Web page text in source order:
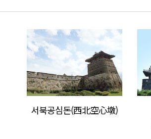
서북공심돈(西北空心墩)